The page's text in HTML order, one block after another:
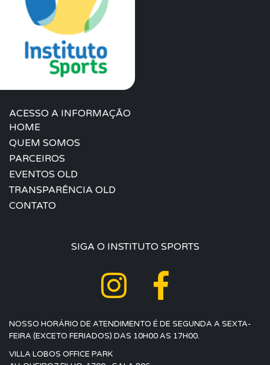
ACESSO A INFORMAÇÃO
HOME
QUEM SOMOS
PARCEIROS
EVENTOS OLD
TRANSPARÊNCIA OLD
CONTATO
SIGA O INSTITUTO SPORTS
NOSSO HORÁRIO DE ATENDIMENTO É DE SEGUNDA A SEXTA-
FEIRA (EXCETO FERIADOS) DAS 10H00 AS 17H00.
VILLA LOBOS OFFICE PARK